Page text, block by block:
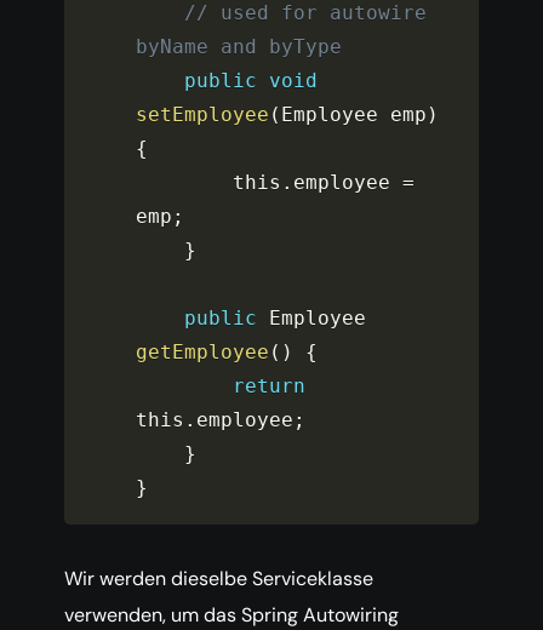
// used for autowire
byName and byType
public
void
setEmployee ( Employee emp )
{
        this
. employee =
emp ;
}
public
getEmployee ( )
{
return
this . employee ;
}
}
Wir werden dieselbe Serviceklasse
verwenden, um das Spring Autowiring